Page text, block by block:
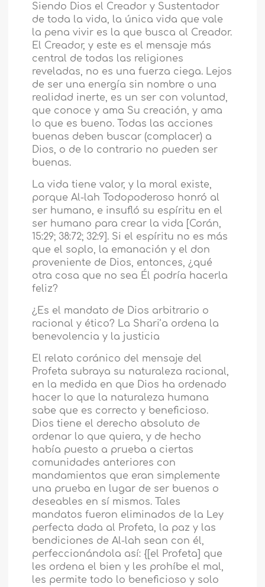
Siendo Dios el Creador y Sustentador
de toda la vida, la única vida que vale
la pena vivir es la que busca al Creador.
El Creador, y este es el mensaje más
central de todas las religiones
reveladas, no es una fuerza ciega. Lejos
de ser una energía sin nombre o una
realidad inerte, es un ser con voluntad,
que conoce y ama Su creación, y ama
lo que es bueno. Todas las acciones
buenas deben buscar (complacer) a
Dios, o de lo contrario no pueden ser
buenas.
La vida tiene valor, y la moral existe,
porque Al-lah Todopoderoso honró al
ser humano, e insufló su espíritu en el
ser humano para crear la vida [Corán,
15:29; 38:72; 32:9]. Si el espíritu no es más
que el soplo, la emanación y el don
proveniente de Dios, entonces, ¿qué
otra cosa que no sea Él podría hacerla
feliz?
¿Es el mandato de Dios arbitrario o
racional y ético? La Shari’a ordena la
benevolencia y la justicia
El relato coránico del mensaje del
Profeta subraya su naturaleza racional,
en la medida en que Dios ha ordenado
hacer lo que la naturaleza humana
sabe que es correcto y beneficioso.
Dios tiene el derecho absoluto de
ordenar lo que quiera, y de hecho
había puesto a prueba a ciertas
comunidades anteriores con
mandamientos que eran simplemente
una prueba en lugar de ser buenos o
deseables en sí mismos. Tales
mandatos fueron eliminados de la Ley
perfecta dada al Profeta, la paz y las
bendiciones de Al-lah sean con él,
perfeccionándola así: {[el Profeta] que
les ordena el bien y les prohíbe el mal,
les permite todo lo beneficioso y solo